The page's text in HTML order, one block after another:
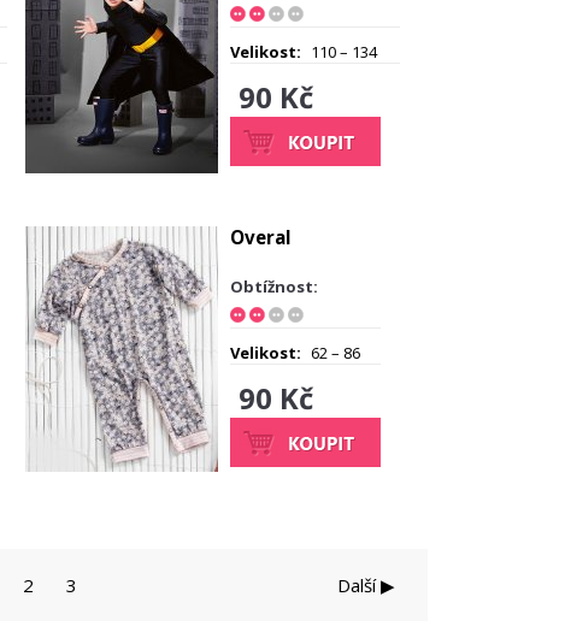
Velikost: 110 – 134
90 Kč
Overal
Obtížnost:
Velikost: 62 – 86
90 Kč
2 3 Další ▶